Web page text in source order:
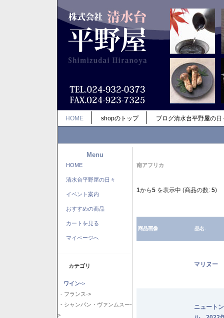
HOME shopのトップ ブログ清水台平野屋の日
Menu
HOME
清水台平野屋の日々
イベント案内
おすすめの商品
カートを見る
マイページへ
カテゴリ
ワイン->
- フランス->
- シャンパン・ヴァンムスー-
>
南アフリカ
1から5 を表示中 (商品の数: 5)
商品画像 品名-
マリヌー
ニュート